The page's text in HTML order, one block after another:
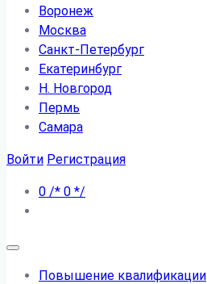
Воронеж
Москва
Санкт-Петербург
Екатеринбург
Н. Новгород
Пермь
Самара
Войти Регистрация
0 /* 0 */
Повышение квалификации